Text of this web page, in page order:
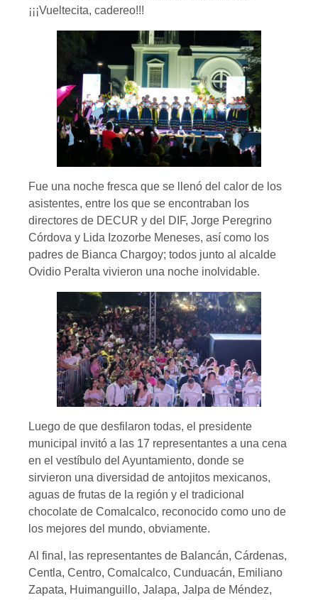
¡¡¡Vueltecita, cadereo!!!
Fue una noche fresca que se llenó del calor de los
asistentes, entre los que se encontraban los
directores de DECUR y del DIF, Jorge Peregrino
Córdova y Lida Izozorbe Meneses, así como los
padres de Bianca Chargoy; todos junto al alcalde
Ovidio Peralta vivieron una noche inolvidable.
Luego de que desfilaron todas, el presidente
municipal invitó a las 17 representantes a una cena
en el vestíbulo del Ayuntamiento, donde se
sirvieron una diversidad de antojitos mexicanos,
aguas de frutas de la región y el tradicional
chocolate de Comalcalco, reconocido como uno de
los mejores del mundo, obviamente.
Al final, las representantes de Balancán, Cárdenas,
Centla, Centro, Comalcalco, Cunduacán, Emiliano
Zapata, Huimanguillo, Jalapa, Jalpa de Méndez,